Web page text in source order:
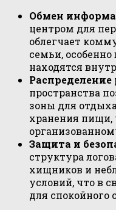
Обмен
центром для
облегчает
семьи,
находятся
Распределение
пространства
зоны для
хранения пищи,
Защита и
структура
хищников и
условий, что в
для спокойного